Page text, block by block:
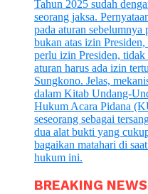
BREAKING NEWS